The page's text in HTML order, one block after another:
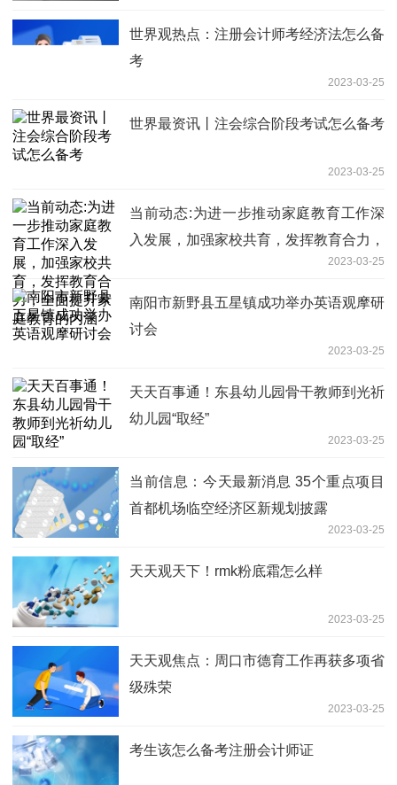
世界观热点：注册会计师考经济法怎么备
考
2023-03-25
世界最资讯丨注会综合阶段考试怎么备考
2023-03-25
当前动态:为进一步推动家庭教育工作深
入发展，加强家校共育，发挥教育合力，
2023-03-25
南阳市新野县五星镇成功举办英语观摩研
讨会
2023-03-25
天天百事通！东县幼儿园骨干教师到光祈
幼儿园“取经”
2023-03-25
当前信息：今天最新消息 35个重点项目
首都机场临空经济区新规划披露
2023-03-25
天天观天下！rmk粉底霜怎么样
2023-03-25
天天观焦点：周口市德育工作再获多项省
级殊荣
2023-03-25
考生该怎么备考注册会计师证